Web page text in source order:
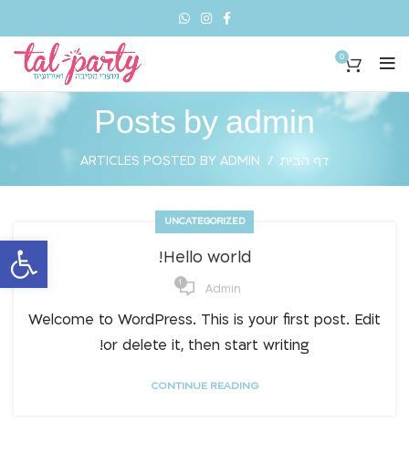
פתח
0
Posts by admin
דף הבית ARTICLES POSTED BY ADMIN
UNCATEGORIZED
Hello world!
Admin
1
Welcome to WordPress. This is your first post. Edit
or delete it, then start writing!
CONTINUE READING